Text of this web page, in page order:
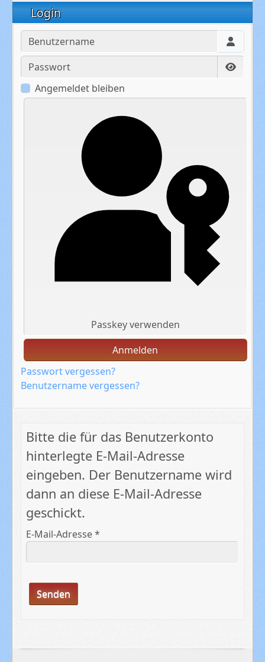
Login
Benutzername
Passwort
Angemeldet bleiben
Passkey verwenden
Anmelden
Passwort vergessen?
Benutzername vergessen?
Bitte die für das Benutzerkonto
hinterlegte E-Mail-Adresse
eingeben. Der Benutzername wird
dann an diese E-Mail-Adresse
geschickt.
E-Mail-Adresse*
Senden